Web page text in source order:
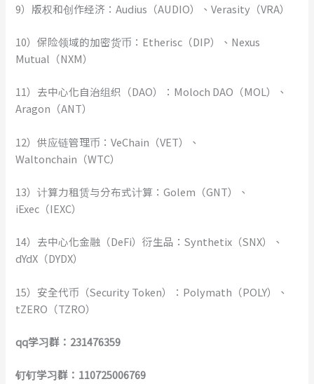
9）版权和创作经济：Audius（AUDIO）、Verasity（VRA）
10）保险领域的加密货币：Etherisc（DIP）、Nexus
Mutual（NXM）
11）去中心化自治组织（DAO）：Moloch DAO（MOL）、
Aragon（ANT）
12）供应链管理币：VeChain（VET）、
Waltonchain（WTC）
13）计算力租赁与分布式计算：Golem（GNT）、
iExec（IEXC）
14）去中心化金融（DeFi）衍生品：Synthetix（SNX）、
dYdX（DYDX）
15）安全代币（Security Token）：Polymath（POLY）、
tZERO（TZRO）
qq学习群：231476359
钉钉学习群：110725006769